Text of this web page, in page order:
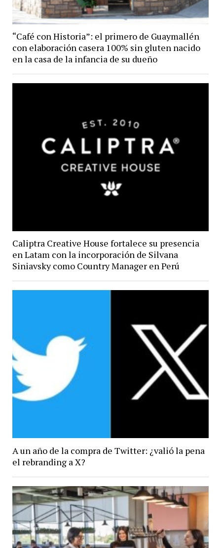
“Café con Historia”: el primero de Guaymallén
con elaboración casera 100% sin gluten nacido
en la casa de la infancia de su dueño
Caliptra Creative House fortalece su presencia
en Latam con la incorporación de Silvana
Siniavsky como Country Manager en Perú
A un año de la compra de Twitter: ¿valió la pena
el rebranding a X?